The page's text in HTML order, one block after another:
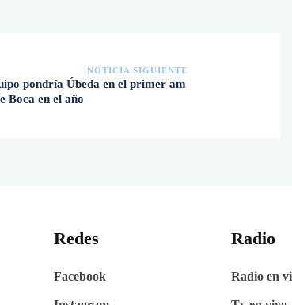
NOTICIA SIGUIENTE
pondría Úbeda en el primer am
Boca en el año
Redes
Facebook
Radio
Radio en